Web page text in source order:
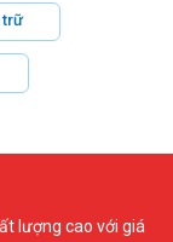
trữ
lượng cao với giá